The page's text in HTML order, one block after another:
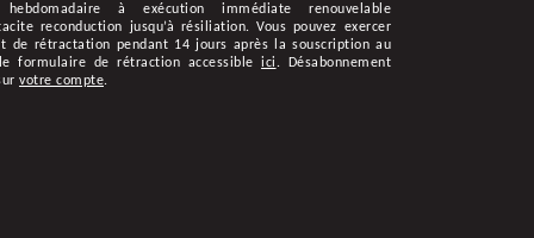
hebdomadaire à exécution immédiate renouvelable
reconduction jusqu’à résiliation. Vous pouvez exercer
de rétractation pendant 14 jours après la souscription au
formulaire de rétraction accessibleici. Désabonnement
votre compte.